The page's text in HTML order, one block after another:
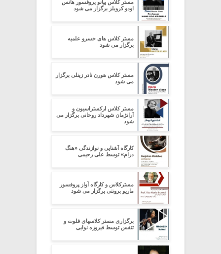
مستر کلاس پیانو پروفسور هانس
اودو کرویلز برگزار می شود
مستر کلاس های خسرو علمیه
برگزار می شود
مستر کلاس هورن نادر زینلی برگزار
می شود
مستر کلاس ارکستراسیون و
آرانژمان شهرداد روحانی برگزار می
شود
کارگاه آشنایی و نوازندگی «هنگ
درام» توسط علی رحیمی
مسترکلاس و کارگاه آواز پروفسور
ماریو برونتی برگزار می شود
برگزاری مستر کلاسهای فلوت و
تنفس توسط فیروزه نوایی